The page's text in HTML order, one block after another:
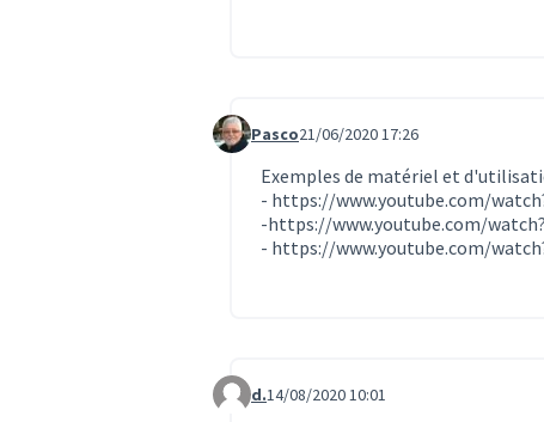
Commentaire 1984
Pasco21/06/2020 17:26
Exemples de matériel et
- https://www.youtube.com/
-https://www.youtube.com/
- https://www.youtube.com/
Commentaire 2005
d.14/08/2020 10:01